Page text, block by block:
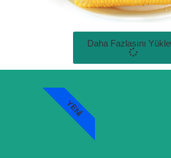
Daha Fazlasını Yükle
YENI